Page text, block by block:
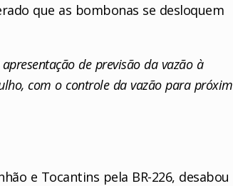
que as bombonas se desloquem
de previsão da vazão à
com o controle da vazão para
e Tocantins pela BR-226, desabou